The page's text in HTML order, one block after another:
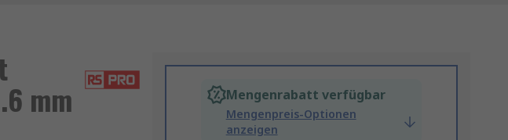
mm Mengenrabatt verfügbar
Mengenpreis-Optionen
anzeigen